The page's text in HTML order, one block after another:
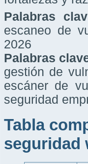
Palabras
escaneo de
2026
Palabras
gestión de
escáner de
seguridad
Tabla
seguridad